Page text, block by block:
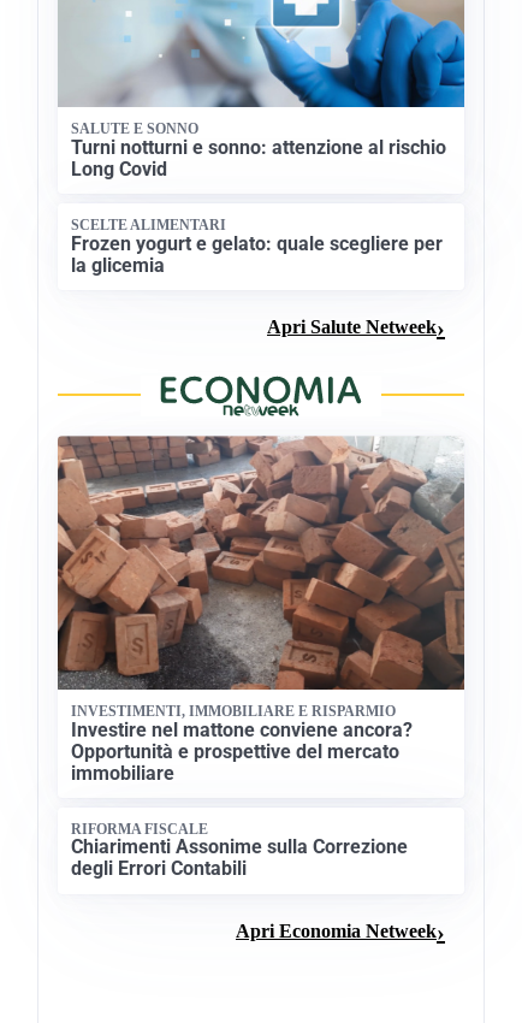
SALUTE E SONNO
Turni notturni e sonno: attenzione al rischio
Long Covid
SCELTE ALIMENTARI
Frozen yogurt e gelato: quale scegliere per
la glicemia
Apri Salute Netweek
INVESTIMENTI, IMMOBILIARE E RISPARMIO
Investire nel mattone conviene ancora?
Opportunità e prospettive del mercato
immobiliare
RIFORMA FISCALE
Chiarimenti Assonime sulla Correzione
degli Errori Contabili
Apri Economia Netweek